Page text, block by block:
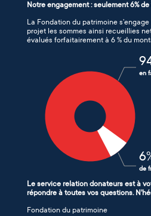
Notre engagement : seulement 6%
La Fondation du patrimoine
projet les sommes ainsi recueillies
évalués forfaitairement à 6 % du
en
6
de
Le service relation donateurs est à
répondre à toutes vos questions.
Fondation du patrimoine